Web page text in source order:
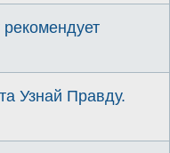
Узнай Правду.